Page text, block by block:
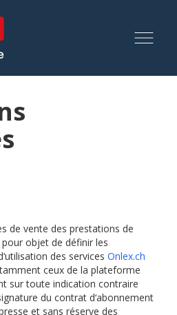
de vente des prestations de
pour objet de définir les
des services Onlex.ch
ceux de la plateforme
sur toute indication contraire
du contrat d‘abonnement
et sans réserve des